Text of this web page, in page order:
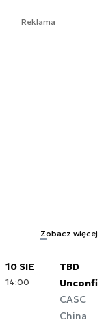
Reklama
Zobacz więcej
10 SIE
14:00
TBD
CASC
China